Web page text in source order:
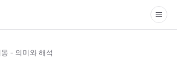
- 의미와 해석